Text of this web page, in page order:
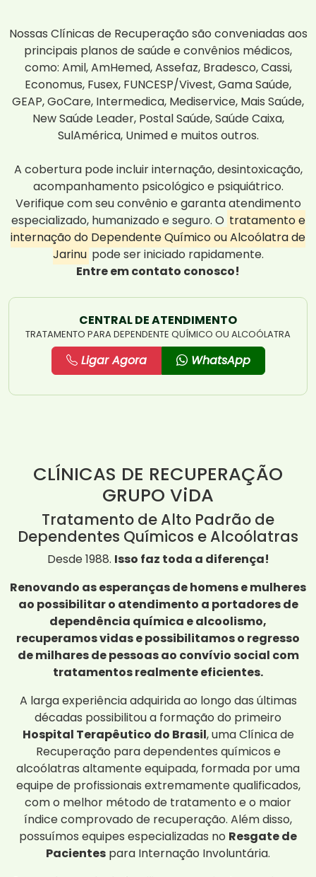
Nossas Clínicas de Recuperação são conveniadas aos
principais planos de saúde e convênios médicos,
como: Amil, AmHemed, Assefaz, Bradesco, Cassi,
Economus, Fusex, FUNCESP/Vivest, Gama Saúde,
GEAP, GoCare, Intermedica, Mediservice, Mais Saúde,
New Saúde Leader, Postal Saúde, Saúde Caixa,
SulAmérica, Unimed e muitos outros.
A cobertura pode incluir internação, desintoxicação,
acompanhamento psicológico e psiquiátrico.
Verifique com seu convênio e garanta atendimento
especializado, humanizado e seguro. O tratamento e
internação do Dependente Químico ou Alcoólatra de
Jarinu pode ser iniciado rapidamente.
Entre em contato conosco!
CENTRAL DE ATENDIMENTO
TRATAMENTO PARA DEPENDENTE QUÍMICO OU ALCOÓLATRA
Ligar Agora WhatsApp
CLÍNICAS DE RECUPERAÇÃO
GRUPO ViDA
Tratamento de Alto Padrão de
Dependentes Químicos e Alcoólatras
Desde 1988. Isso faz toda a diferença!
Renovando as esperanças de homens e mulheres
ao possibilitar o atendimento a portadores de
dependência química e alcoolismo,
recuperamos vidas e possibilitamos o regresso
de milhares de pessoas ao convívio social com
tratamentos realmente eficientes.
A larga experiência adquirida ao longo das últimas
décadas possibilitou a formação do primeiro
Hospital Terapêutico do Brasil, uma Clínica de
Recuperação para dependentes químicos e
alcoólatras altamente equipada, formada por uma
equipe de profissionais extremamente qualificados,
com o melhor método de tratamento e o maior
índice comprovado de recuperação. Além disso,
possuímos equipes especializadas no Resgate de
Pacientes para Internação Involuntária.